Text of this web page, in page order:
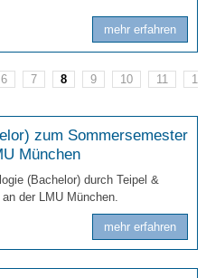
mehr erfahren
6 7 8 9 10 11 12
zum Sommersemester
München
(Bachelor) durch Teipel &
der LMU München.
mehr erfahren